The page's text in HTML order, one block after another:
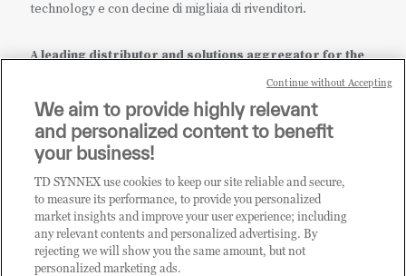
technology e con decine di migliaia di rivenditori.
A leading distributor and solutions aggregator for the
it.tdsynnex.com|eu.tdsynnex.com|tdsynnex.com
CATEGORIE
Categorie
We aim to provide highly relevant
and personalized content to benefit
your business!
TD SYNNEX use cookies to keep our site reliable and secure,
to measure its performance, to provide you personalized
market insights and improve your user experience; including
any relevant contents and personalized advertising. By
rejecting we will show you the same amount, but not
personalized marketing ads.
Continue without Accepting